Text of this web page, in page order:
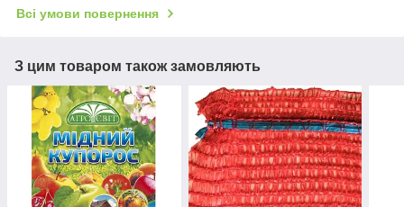
Всі умови повернення
З цим товаром також замовляють